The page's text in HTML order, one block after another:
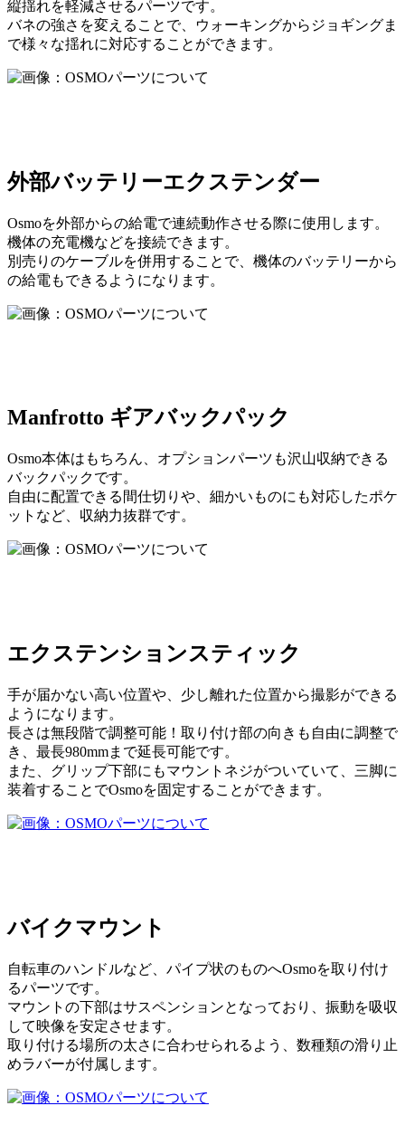
縦揺れを軽減させるパーツです。
バネの強さを変えることで、ウォーキングからジョギングま
で様々な揺れに対応することができます。
外部バッテリーエクステンダー
Osmoを外部からの給電で連続動作させる際に使用します。
機体の充電機などを接続できます。
別売りのケーブルを併用することで、機体のバッテリーから
の給電もできるようになります。
Manfrotto ギアバックパック
Osmo本体はもちろん、オプションパーツも沢山収納できる
バックパックです。
自由に配置できる間仕切りや、細かいものにも対応したポケ
ットなど、収納力抜群です。
エクステンションスティック
手が届かない高い位置や、少し離れた位置から撮影ができる
ようになります。
長さは無段階で調整可能！取り付け部の向きも自由に調整で
き、最長980mmまで延長可能です。
また、グリップ下部にもマウントネジがついていて、三脚に
装着することでOsmoを固定することができます。
バイクマウント
自転車のハンドルなど、パイプ状のものへOsmoを取り付け
るパーツです。
マウントの下部はサスペンションとなっており、振動を吸収
して映像を安定させます。
取り付ける場所の太さに合わせられるよう、数種類の滑り止
めラバーが付属します。